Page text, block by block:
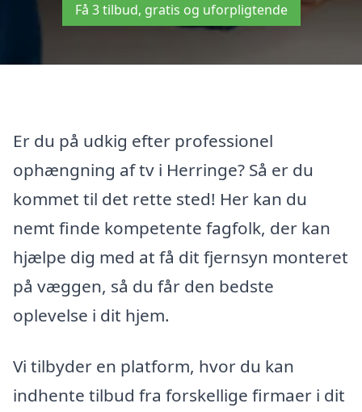
Få 3 tilbud, gratis og uforpligtende
Er du på udkig efter professionel
ophængning af tv i Herringe? Så er du
kommet til det rette sted! Her kan du
nemt finde kompetente fagfolk, der kan
hjælpe dig med at få dit fjernsyn monteret
på væggen, så du får den bedste
oplevelse i dit hjem.
Vi tilbyder en platform, hvor du kan
indhente tilbud fra forskellige firmaer i dit